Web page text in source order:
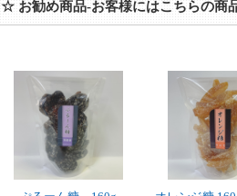
☆ お勧め商品-お客様にはこちらの商